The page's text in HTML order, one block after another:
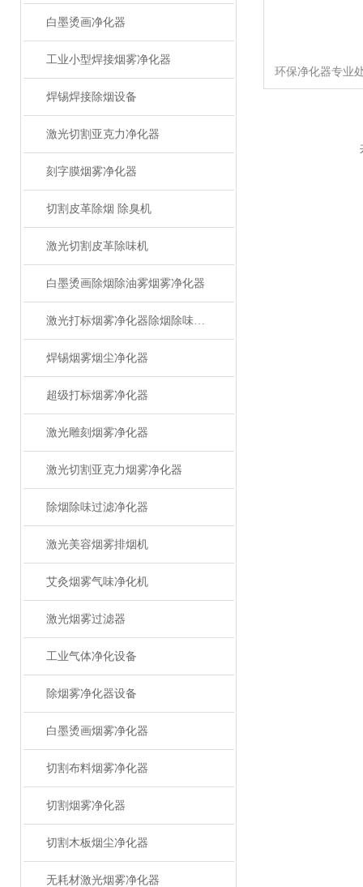
白墨烫画净化器
工业小型焊接烟雾净化器
焊锡焊接除烟设备
激光切割亚克力净化器
刻字膜烟雾净化器
切割皮革除烟 除臭机
激光切割皮革除味机
白墨烫画除烟除油雾烟雾净化器
激光打标烟雾净化器除烟除味设备
焊锡烟雾烟尘净化器
超级打标烟雾净化器
激光雕刻烟雾净化器
激光切割亚克力烟雾净化器
除烟除味过滤净化器
激光美容烟雾排烟机
艾灸烟雾气味净化机
激光烟雾过滤器
工业气体净化设备
除烟雾净化器设备
白墨烫画烟雾净化器
切割布料烟雾净化器
切割烟雾净化器
切割木板烟尘净化器
无耗材激光烟雾净化器